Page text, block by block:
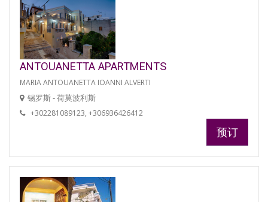
ANTOUANETTA APARTMENTS
MARIA ANTOUANETTA IOANNI ALVERTI
锡罗斯 - 荷莫波利斯
+302281089123, +306936426412
预订